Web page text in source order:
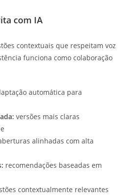
com IA
contextuais que respeitam voz
funciona como colaboração
automática para
versões mais claras
alinhadas com alta
recomendações baseadas em
contextualmente relevantes